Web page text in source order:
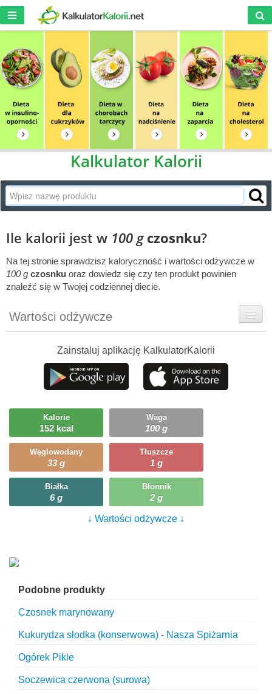
Kalkulator Kalorii
Ile kalorii jest w 100 g czosnku?
Na tej stronie sprawdzisz kaloryczność i wartości odżywcze w
100 g czosnku oraz dowiedz się czy ten produkt powinien
znaleźć się w Twojej codziennej diecie.
Wartości odżywcze
Szczegółówe informacje
Ciekawostki
Ile możesz zjeść?
Przepisy
Zainstaluj aplikację KalkulatorKalorii
Kalorie
152 kcal
Waga
100 g
Węglowodany
33 g
Tłuszcze
1 g
Białka
6 g
Błonnik
2 g
↓ Wartości odżywcze ↓
Podobne produkty
Czosnek marynowany
Kukurydza słodka (konserwowa) - Nasza Spiżarnia
Ogórek Pikle
Soczewica czerwona (surowa)